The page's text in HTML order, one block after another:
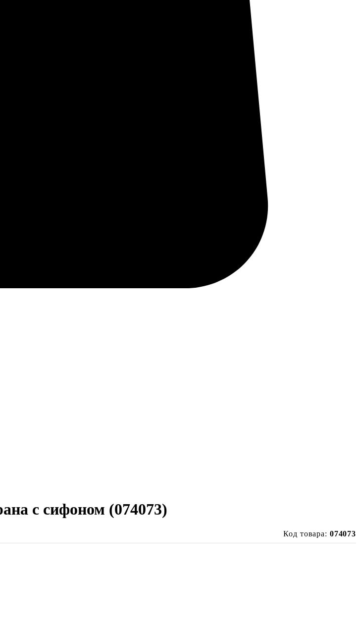
с сифоном (074073)
Код товара: 074073